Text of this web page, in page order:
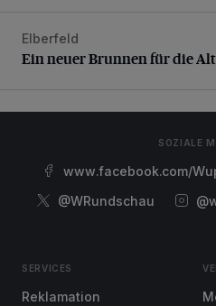
Ein neuer Brunnen für die Alte
Elberfeld
Ein neuer Brunnen für die
SOZIALE
www.facebook.com/
@WRundschau
SERVICES
Reklamation